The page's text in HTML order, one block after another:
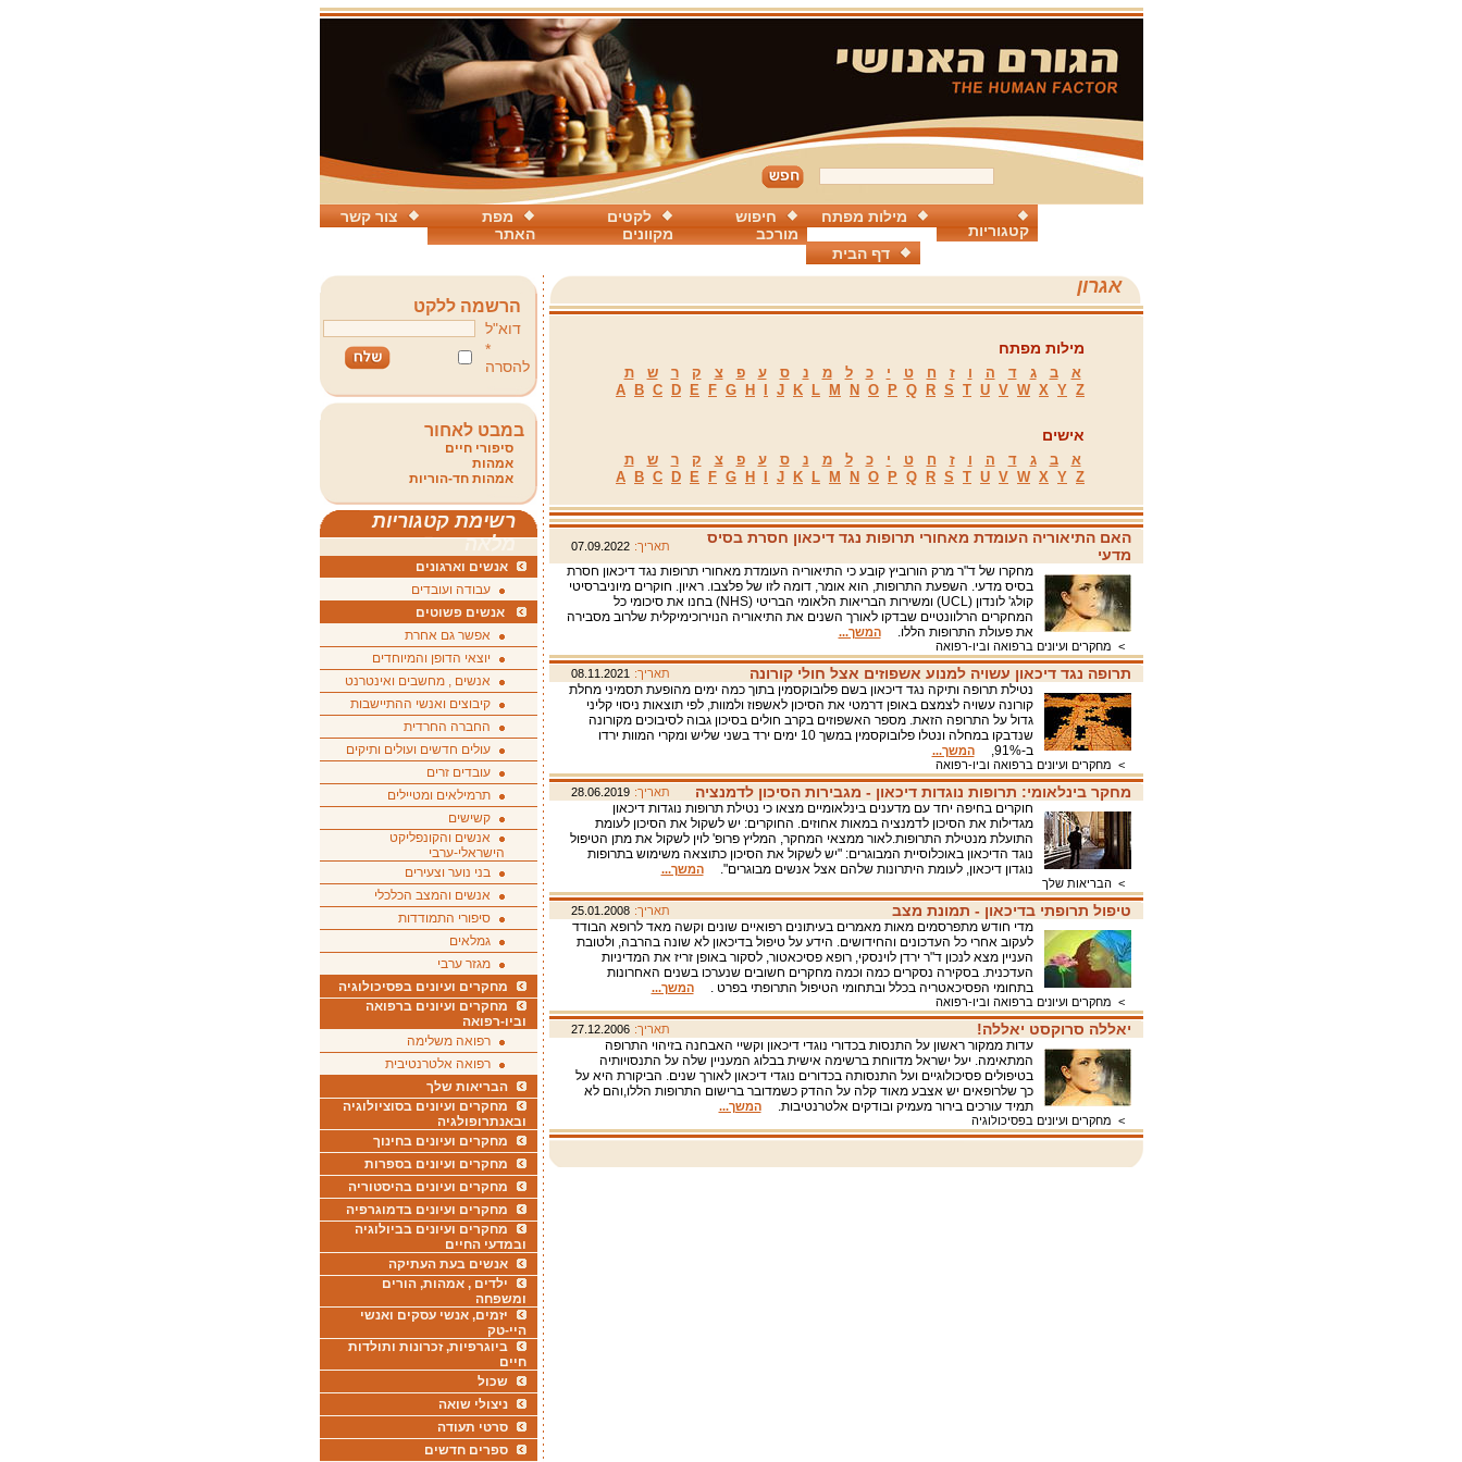
צור קשר
מפת
האתר
לקטים
מקוונים
חיפוש
מורכב
מילות מפתח
קטגוריות
דף הבית
אגרון
מילות מפתח
א ב ג ד ה ו ז ח ט י כ ל מ נ ס ע פ צ ק ר ש
ת
A
B C D E F G H J K L M N O P Q R S T U V W X Y Z
אישים
א ב ג ד ה ו ז ח ט י כ ל מ נ ס ע פ צ ק ר ש
ת
A
B C D E F G H J K L M N O P Q R S T U V W X Y Z
האם התיאוריה העומדת מאחורי תרופות נגד דיכאון חסרת בסיס
מדעי
תאריך: 07.09.2022
מחקרו של ד"ר מרק הורוביץ קובע כי התיאוריה העומדת מאחורי תרופות נגד דיכאון חסרת
בסיס מדעי. השפעת התרופות, הוא אומר, דומה לזו של פלצבו. ראיון. חוקרים מיוניברסיטי
קולג' לונדון (UCL) ומשירות הבריאות הלאומי הבריטי (NHS) בחנו את סיכומי כל
המחקרים הרלוונטיים שבדקו לאורך השנים את התיאוריה הנוירוכימיקלית שלרוב מסבירה
את פעולת התרופות הללו.המשך...
> מחקרים ועיונים ברפואה וביו-רפואה
תרופה נגד דיכאון עשויה למנוע אשפוזים אצל חולי קורונה תאריך: 08.11.2021
נטילת תרופה ותיקה נגד דיכאון בשם פלובוקסמין בתוך כמה ימים מהופעת תסמיני מחלת
קורונה עשויה לצמצם באופן דרמטי את הסיכון לאשפוז ולמוות, לפי תוצאות ניסוי קליני
גדול על התרופה הזאת. מספר האשפוזים בקרב חולים בסיכון גבוה לסיבוכים מקורונה
שנדבקו במחלה ונטלו פלובוקסמין במשך 10 ימים ירד בשני שליש ומקרי המוות ירדו
ב-91%,
המשך...
> מחקרים ועיונים ברפואה וביו-רפואה
מחקר בינלאומי: תרופות נוגדות דיכאון - מגבירות הסיכון לדמנציה תאריך: 28.06.2019
חוקרים בחיפה יחד עם מדענים בינלאומיים מצאו כי נטילת תרופות נוגדות דיכאון
מגדילות את הסיכון לדמנציה במאות אחוזים. החוקרים: יש לשקול את הסיכון לעומת
התועלת מנטילת התרופות.לאור ממצאי המחקר, המליץ פרופ' לוין לשקול את מתן הטיפול
נוגד הדיכאון באוכלוסיית המבוגרים: "יש לשקול את הסיכון כתוצאה משימוש בתרופות
נוגדון דיכאון, לעומת היתרונות שלהם אצל אנשים מבוגרים".המשך...
>הבריאות שלך
טיפול תרופתי בדיכאון - תמונת מצב תאריך: 25.01.2008
מדי חודש מתפרסמים מאות מאמרים בעיתונים רפואיים שונים וקשה מאד לרופא הבודד
לעקוב אחרי כל העדכונים והחידושים. הידע על טיפול בדיכאון לא שונה בהרבה, ולטובת
העניין מצא לנכון ד"ר ירדן לוינסקי, רופא פסיכאטור, לסקור באופן זריז את המדיניות
העדכנית. בסקירה נסקרים כמה וכמה מחקרים חשובים שנערכו בשנים האחרונות
בתחומי הפסיכאטריה בכלל ובתחומי הטיפול התרופתי בפרט .המשך...
> מחקרים ועיונים ברפואה וביו-רפואה
יאללה סרוקסט יאללה! תאריך: 27.12.2006
עדות ממקור ראשון על התנסות בכדורי נוגדי דיכאון וקשיי האבחנה בזיהוי התרופה
המתאימה. יעל ישראל מדווחת ברשימה אישית בבלוג המעניין שלה על התנסויותיה
בטיפולים פסיכולוגיים ועל התנסותה בכדורים נוגדי דיכאון לאורך שנים. הביקורת היא על
כך שלרופאים יש אצבע מאוד קלה על ההדק כשמדובר ברישום התרופות הללו,והם לא
תמיד עורכים בירור מעמיק ובודקים אלטרנטיבות.המשך...
> מחקרים ועיונים בפסיכולוגיה
הרשמה ללקט
דוא"ל
*
להסרה
במבט לאחור
סיפורי חיים
אמהות
אמהות חד-הוריות
רשימת קטגוריות
מלאה
אנשים וארגונים
עבודה ועובדים
אנשים פשוטים
אפשר גם אחרת
יוצאי הדופן והמיוחדים
אנשים , מחשבים ואינטרנט
קיבוצים ואנשי ההתיישבות
החברה החרדית
עולים חדשים ועולים ותיקים
עובדים זרים
תרמילאים ומטיילים
קשישים
אנשים והקונפליקט
הישראלי-ערבי
בני נוער וצעירים
אנשים והמצב הכלכלי
סיפורי התמודדות
גמלאים
מגזר ערבי
מחקרים ועיונים בפסיכולוגיה
מחקרים ועיונים ברפואה
וביו-רפואה
רפואה משלימה
רפואה אלטרנטיבית
הבריאות שלך
מחקרים ועיונים בסוציולוגיה
ובאנתרופולגיה
מחקרים ועיונים בחינוך
מחקרים ועיונים בספרות
מחקרים ועיונים בהיסטוריה
מחקרים ועיונים בדמוגרפיה
מחקרים ועיונים בביולוגיה
ובמדעי החיים
אנשים בעת העתיקה
ילדים , אמהות, הורים
ומשפחה
יזמים, אנשי עסקים ואנשי
היי-טק
ביוגרפיות, זכרונות ותולדות
חיים
שכול
ניצולי שואה
סרטי תעודה
ספרים חדשים